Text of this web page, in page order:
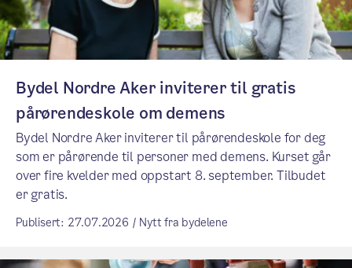
Bydel Nordre Aker inviterer til gratis
pårørendeskole om demens
Bydel Nordre Aker inviterer til pårørendeskole for deg
som er pårørende til personer med demens. Kurset går
over fire kvelder med oppstart 8. september. Tilbudet
er gratis.
Publisert: 27.07.2026 / Nytt fra bydelene